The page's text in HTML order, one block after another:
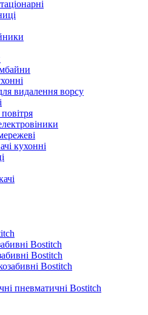
видалення ворсу
кухонні
Bostitch
Bostitch
Bostitch
пневматичні Bostitch